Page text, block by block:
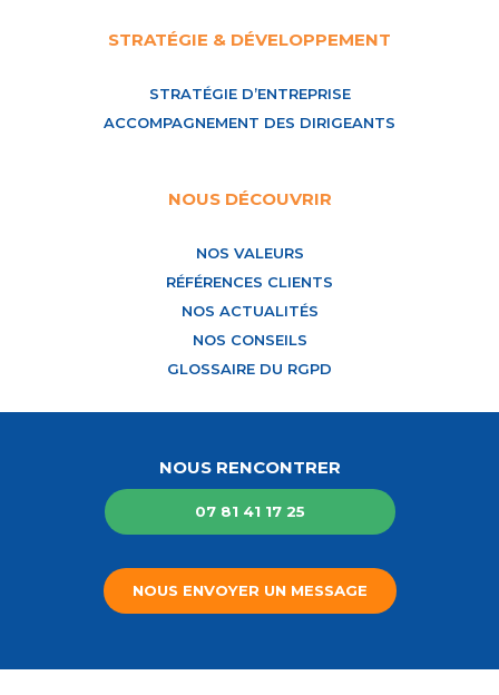
STRATÉGIE & DÉVELOPPEMENT
STRATÉGIE D’ENTREPRISE
ACCOMPAGNEMENT DES DIRIGEANTS
NOUS DÉCOUVRIR
NOS VALEURS
RÉFÉRENCES CLIENTS
NOS ACTUALITÉS
NOS CONSEILS
GLOSSAIRE DU RGPD
NOUS RENCONTRER
07 81 41 17 25
NOUS ENVOYER UN MESSAGE